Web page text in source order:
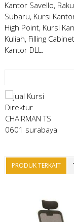
Kantor Savello,
Subaru, Kursi
High Point, Kursi
Kuliah, Filling
Kantor DLL.
PRODUK TERKAIT